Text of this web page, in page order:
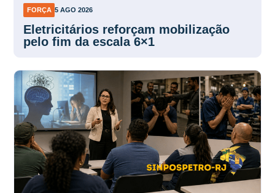
FORÇA 5 AGO 2026
Eletricitários reforçam mobilização
pelo fim da escala 6×1